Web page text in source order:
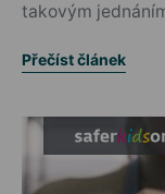
takovým
Přečíst článek